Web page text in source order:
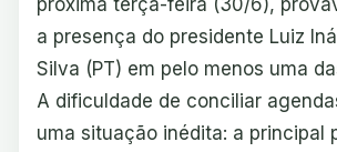
a presença do presidente Luiz
Silva (PT) em pelo menos uma
A dificuldade de conciliar
uma situação inédita: a principal